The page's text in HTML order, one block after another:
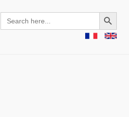
Search
for:
Search Button